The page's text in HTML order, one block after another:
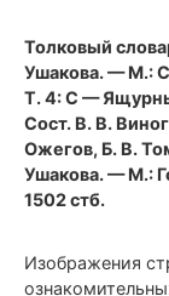
Толковый
Ушакова. — М.:
Т. 4: С —
Сост. В. В.
Ожегов, Б. В.
Ушакова. — М.:
1502 стб.
Изображения